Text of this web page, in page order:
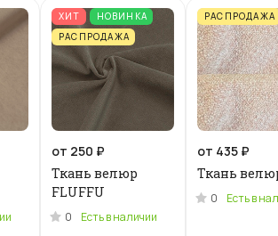
ХИТ
НОВИНКА
РАСПРОДАЖА
от 250 ₽
Ткань велюр
FLUFFU
0 Есть в наличии
РАСПРОДАЖА
от 435 ₽
Ткань
0 Есть в